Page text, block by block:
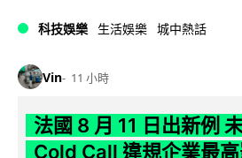
科技娛樂 生活娛樂 城中熱話
Vin 11 小時
法國 8 月 11 日出新例
Cold Call 違規企業最